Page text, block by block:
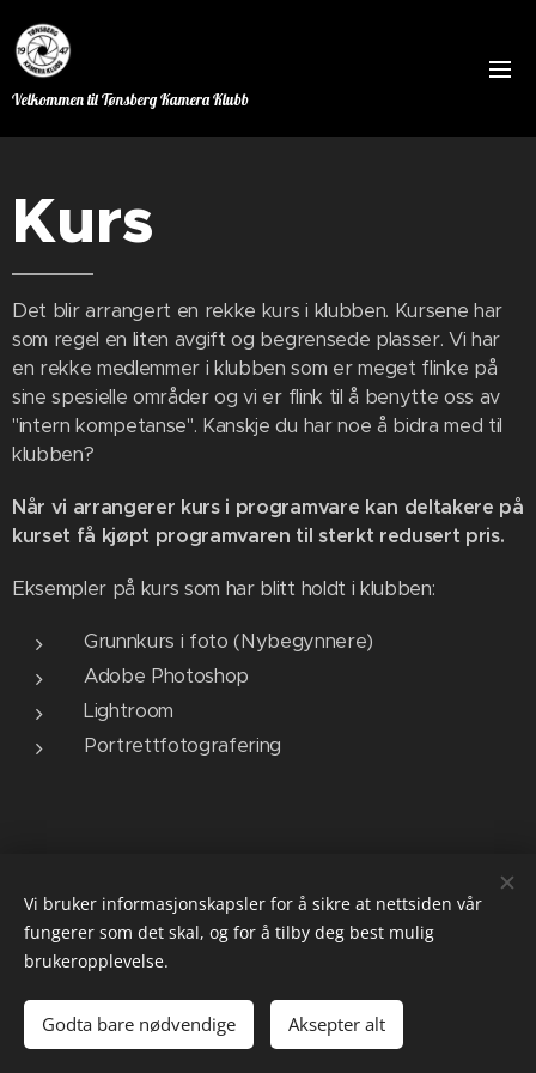
Velkommen til Tønsberg Kamera Klubb
Kurs
Det blir arrangert en rekke kurs i klubben. Kursene har
som regel en liten avgift og begrensede plasser. Vi har
en rekke medlemmer i klubben som er meget flinke på
sine spesielle områder og vi er flink til å benytte oss av
"intern kompetanse". Kanskje du har noe å bidra med til
klubben?
Når vi arrangerer kurs i programvare kan deltakere på
kurset få kjøpt programvaren til sterkt redusert pris.
Eksempler på kurs som har blitt holdt i klubben:
Grunnkurs i foto (Nybegynnere)
Adobe Photoshop
Lightroom
Portrettfotografering
Informasjonskapsler
Vi bruker informasjonskapsler for å sikre at nettsiden vår
fungerer som det skal, og for å tilby deg best mulig
brukeropplevelse.
Godta bare nødvendige Aksepter alt